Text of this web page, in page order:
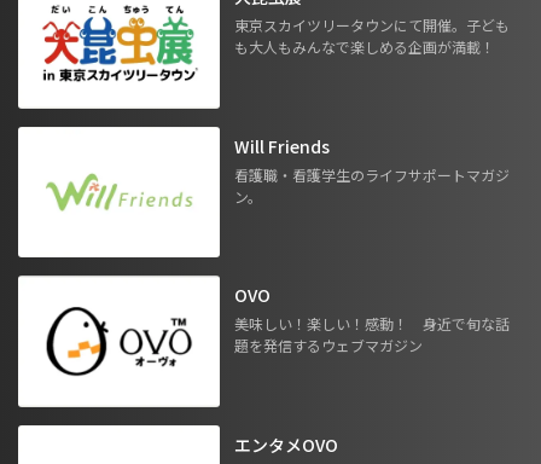
東京スカイツリータウンにて開催。子ども
も大人もみんなで楽しめる企画が満載！
Will Friends
看護職・看護学生のライフサポートマガジ
ン。
OVO
美味しい！楽しい！感動！ 身近で旬な話
題を発信するウェブマガジン
エンタメOVO